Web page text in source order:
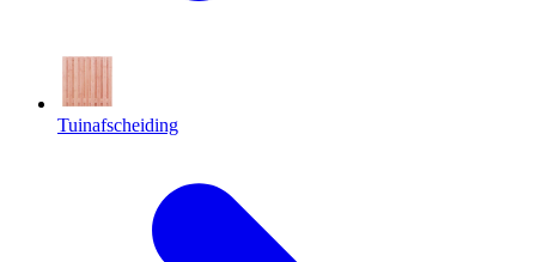
Tuinafscheiding